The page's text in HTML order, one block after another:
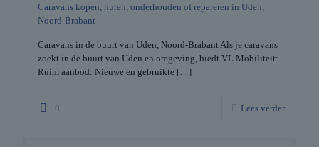
Caravans kopen, huren, onderhouden of repareren in Uden,
Noord-Brabant
Caravans in de buurt van Uden, Noord-Brabant Als je caravans
zoekt in de buurt van Uden en omgeving, biedt VL Mobiliteit:
Ruim aanbod: Nieuwe en gebruikte […]
0 Lees verder